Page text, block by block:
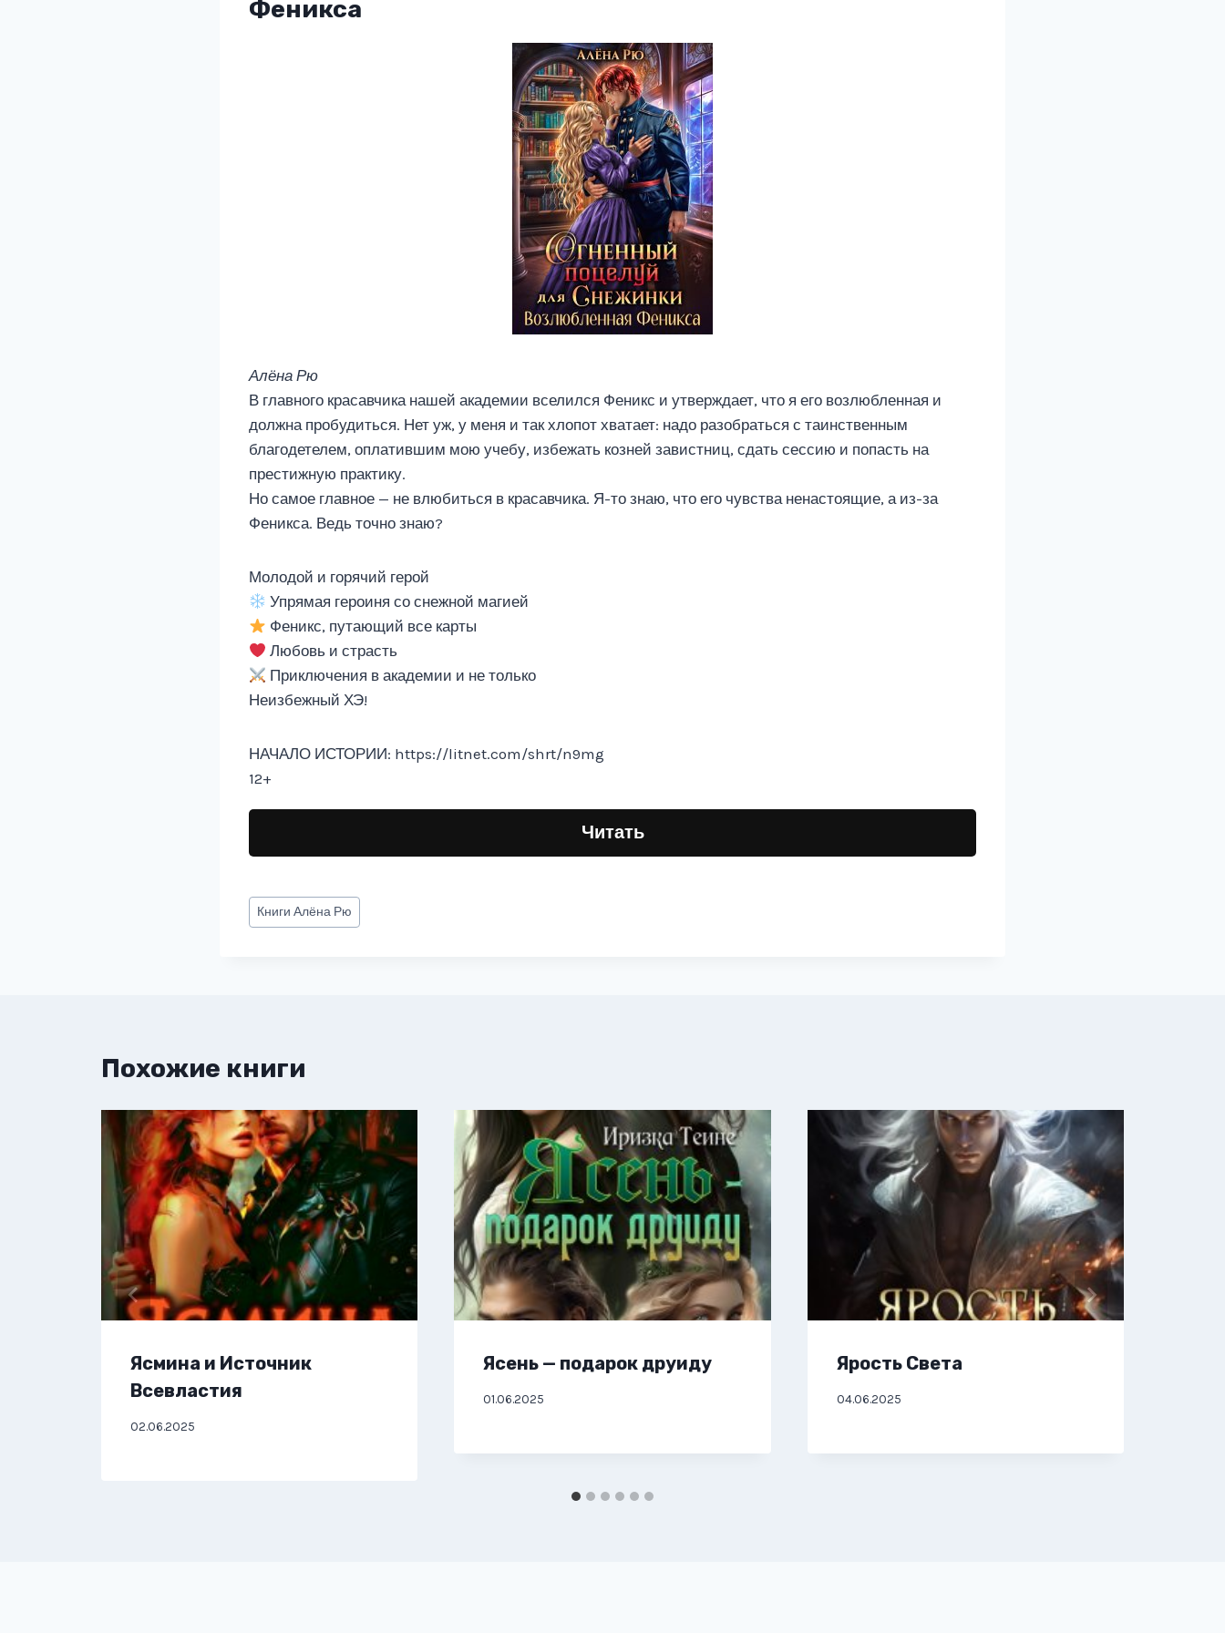
Феникса
Алёна Рю
В главного красавчика нашей академии вселился Феникс и утверждает, что я его возлюбленная и
должна пробудиться. Нет уж, у меня и так хлопот хватает: надо разобраться с таинственным
благодетелем, оплатившим мою учебу, избежать козней завистниц, сдать сессию и попасть на
престижную практику.
Но самое главное — не влюбиться в красавчика. Я-то знаю, что его чувства ненастоящие, а из-за
Феникса. Ведь точно знаю?
Молодой и горячий герой
Упрямая героиня со снежной магией
Феникс, путающий все карты
Любовь и страсть
Приключения в академии и не только
Неизбежный ХЭ!
НАЧАЛО ИСТОРИИ: https://litnet.com/shrt/n9mg
12+
Читать
Метки
записи:
КнигиАлёна Рю
Похожие книги
Ясмина и Источник
Всевластия
02.06.2025
Ясень — подарок друиду
01.06.2025
Ярость Света
04.06.2025